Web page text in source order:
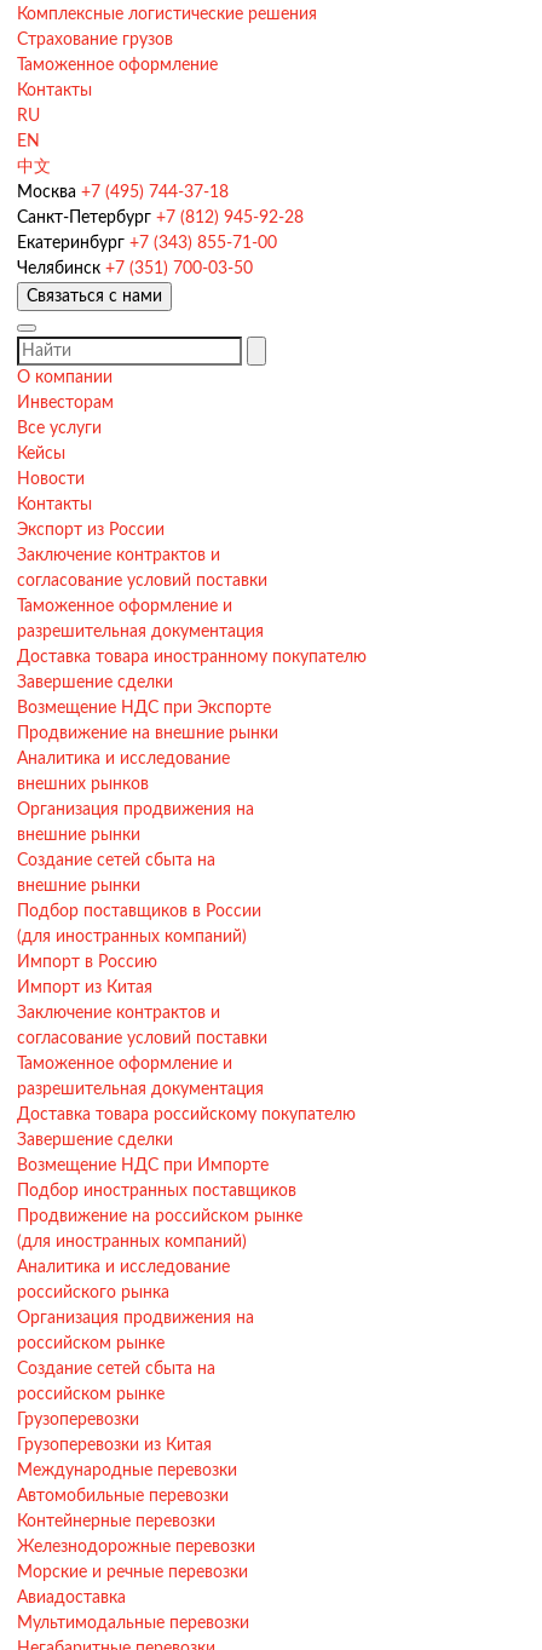
Комплексные логистические решения
Страхование грузов
Таможенное оформление
Контакты
RU
EN
中文
Москва +7 (495) 744-37-18
Санкт-Петербург +7 (812) 945-92-28
Екатеринбург +7 (343) 855-71-00
Челябинск +7 (351) 700-03-50
Связаться с нами
О компании
Инвесторам
Все услуги
Кейсы
Новости
Контакты
Экспорт из России
Заключение контрактов и
согласование условий поставки
Таможенное оформление и
разрешительная документация
Доставка товара иностранному покупателю
Завершение сделки
Возмещение НДС при Экспорте
Продвижение на внешние рынки
Аналитика и исследование
внешних рынков
Организация продвижения на
внешние рынки
Создание сетей сбыта на
внешние рынки
Подбор поставщиков в России
(для иностранных компаний)
Импорт в Россию
Импорт из Китая
Заключение контрактов и
согласование условий поставки
Таможенное оформление и
разрешительная документация
Доставка товара российскому покупателю
Завершение сделки
Возмещение НДС при Импорте
Подбор иностранных поставщиков
Продвижение на российском рынке
(для иностранных компаний)
Аналитика и исследование
российского рынка
Организация продвижения на
российском рынке
Создание сетей сбыта на
российском рынке
Грузоперевозки
Грузоперевозки из Китая
Международные перевозки
Автомобильные перевозки
Контейнерные перевозки
Железнодорожные перевозки
Морские и речные перевозки
Авиадоставка
Мультимодальные перевозки